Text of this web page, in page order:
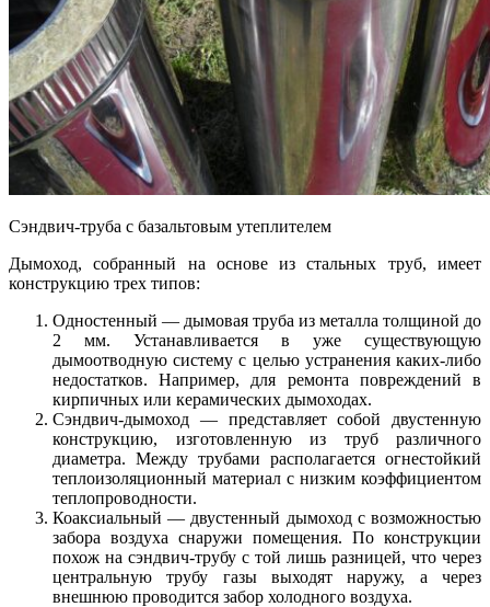
Сэндвич-труба с базальтовым утеплителем
Дымоход, собранный на основе из стальных труб, имеет
конструкцию трех типов:
Одностенный — дымовая труба из металла толщиной до
2 мм. Устанавливается в уже существующую
дымоотводную систему с целью устранения каких-либо
недостатков. Например, для ремонта повреждений в
кирпичных или керамических дымоходах.
Сэндвич-дымоход — представляет собой двустенную
конструкцию, изготовленную из труб различного
диаметра. Между трубами располагается огнестойкий
теплоизоляционный материал с низким коэффициентом
теплопроводности.
Коаксиальный — двустенный дымоход с возможностью
забора воздуха снаружи помещения. По конструкции
похож на сэндвич-трубу с той лишь разницей, что через
центральную трубу газы выходят наружу, а через
внешнюю проводится забор холодного воздуха.